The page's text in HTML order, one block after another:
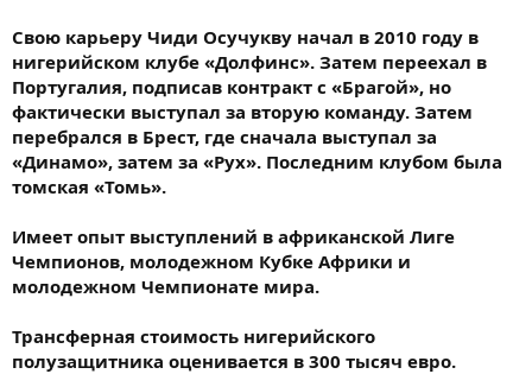
Свою карьеру Чиди Осучукву начал в 2010 году в
нигерийском клубе «Долфинс». Затем переехал в
Португалия, подписав контракт с «Брагой», но
фактически выступал за вторую команду. Затем
перебрался в Брест, где сначала выступал за
«Динамо», затем за «Рух». Последним клубом была
томская «Томь».
Имеет опыт выступлений в африканской Лиге
Чемпионов, молодежном Кубке Африки и
молодежном Чемпионате мира.
Трансферная стоимость нигерийского
полузащитника оценивается в 300 тысяч евро.